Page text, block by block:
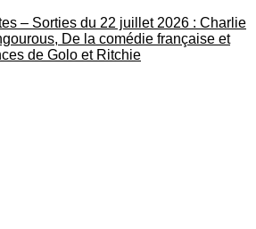
– Sorties du 22 juillet 2026 : Charlie
De la comédie française et
de Golo et Ritchie